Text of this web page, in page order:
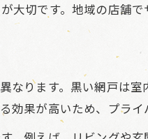
切です。地域の店舗
なります。黒い網戸は
果が高いため、プライ